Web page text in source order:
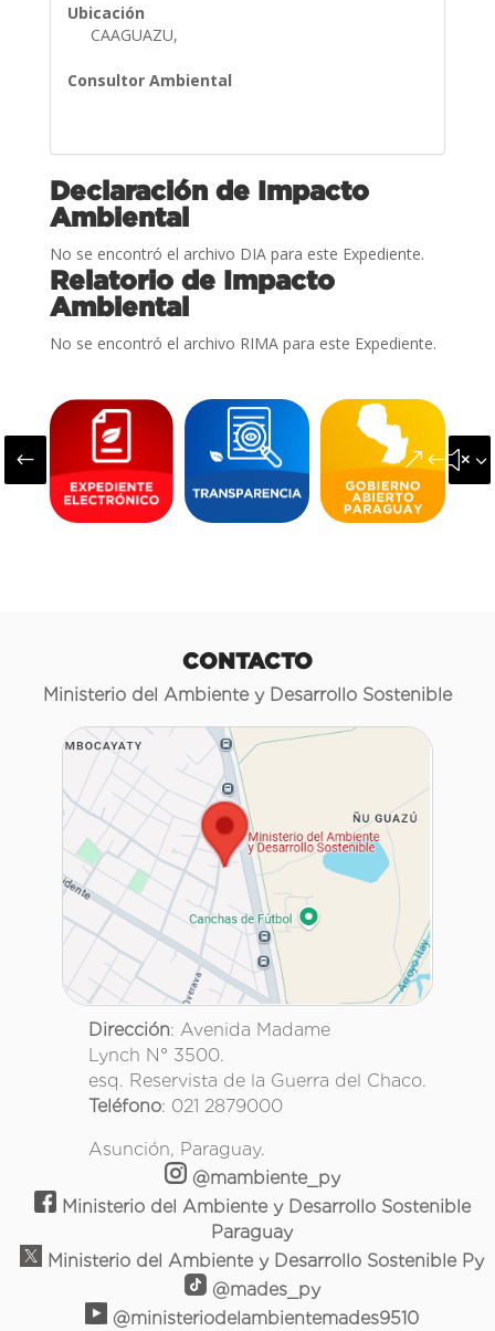
Ubicación
CAAGUAZU,
Consultor Ambiental
Declaración de Impacto
Ambiental
No se encontró el archivo DIA para este Expediente.
Relatorio de Impacto
Ambiental
No se encontró el archivo RIMA para este Expediente.
#
CONTACTO
Ministerio del Ambiente y Desarrollo Sostenible
Dirección: Avenida Madame
Lynch N° 3500.
esq. Reservista de la Guerra del Chaco.
Teléfono: 021 2879000
Asunción, Paraguay.
@mambiente_py
Ministerio del Ambiente y Desarrollo Sostenible
Paraguay
Ministerio del Ambiente y Desarrollo Sostenible Py
@mades_py
@ministeriodelambientemades9510